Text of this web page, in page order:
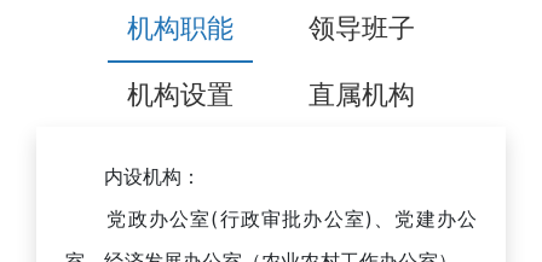
机构职能 领导班子
机构设置 直属机构
内设机构：
党政办公室(行政审批办公室)、党建办公